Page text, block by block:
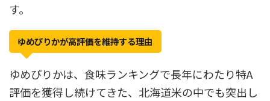
す。
ゆめぴりかが高評価を維持する理由
ゆめぴりかは、食味ランキングで長年にわたり特A
評価を獲得し続けてきた、北海道米の中でも突出し